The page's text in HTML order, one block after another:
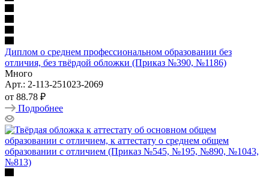
Диплом о среднем профессиональном образовании без
отличия, без твёрдой обложки (Приказ №390, №1186)
Много
Арт.: 2-113-251023-2069
от 88.78 ₽
Подробнее